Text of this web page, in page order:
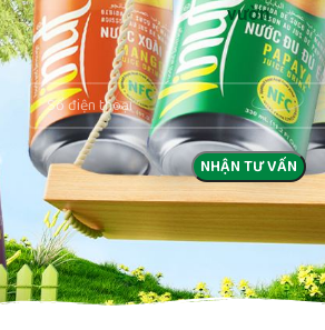
vườn